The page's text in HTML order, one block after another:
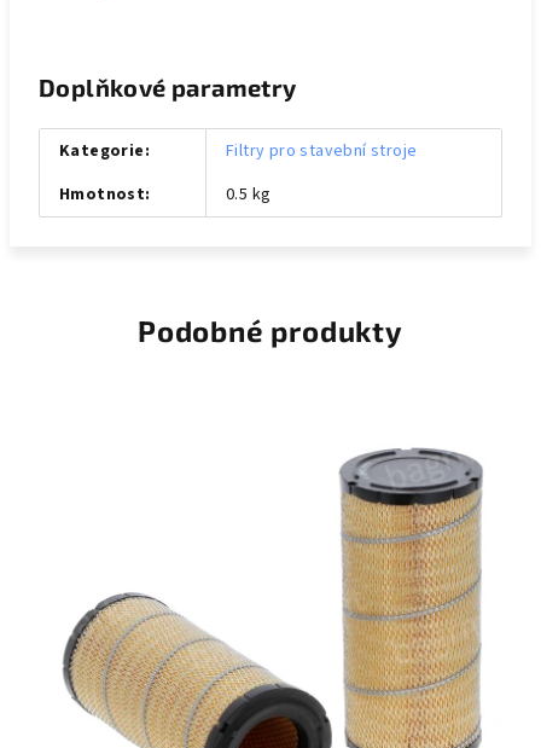
Doplňkové parametry
Kategorie:
Filtry pro stavební stroje
Hmotnost: 0.5 kg
Podobné produkty